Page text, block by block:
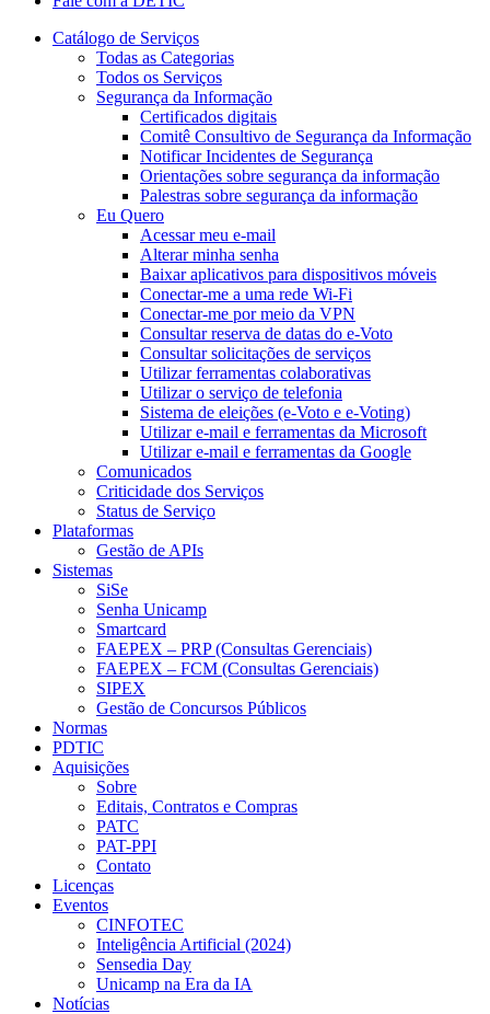
Catálogo de Serviços
Todas as Categorias
Todos os Serviços
Segurança da Informação
Certificados digitais
Comitê Consultivo de Segurança da Informação
Notificar Incidentes de Segurança
Orientações sobre segurança da informação
Palestras sobre segurança da informação
Eu Quero
Acessar meu e-mail
Alterar minha senha
Baixar aplicativos para dispositivos móveis
Conectar-me a uma rede Wi-Fi
Conectar-me por meio da VPN
Consultar reserva de datas do e-Voto
Consultar solicitações de serviços
Utilizar ferramentas colaborativas
Utilizar o serviço de telefonia
Sistema de eleições (e-Voto e e-Voting)
Utilizar e-mail e ferramentas da Microsoft
Utilizar e-mail e ferramentas da Google
Comunicados
Criticidade dos Serviços
Status de Serviço
Plataformas
Gestão de APIs
Sistemas
SiSe
Senha Unicamp
Smartcard
FAEPEX – PRP (Consultas Gerenciais)
FAEPEX – FCM (Consultas Gerenciais)
SIPEX
Gestão de Concursos Públicos
Normas
PDTIC
Aquisições
Sobre
Editais, Contratos e Compras
PATC
PAT-PPI
Contato
Licenças
Eventos
CINFOTEC
Inteligência Artificial (2024)
Sensedia Day
Unicamp na Era da IA
Notícias